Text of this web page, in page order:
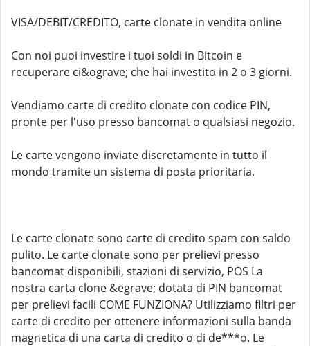
VISA/DEBIT/CREDITO, carte clonate in vendita online
Con noi puoi investire i tuoi soldi in Bitcoin e
recuperare ci&ograve; che hai investito in 2 o 3 giorni.
Vendiamo carte di credito clonate con codice PIN,
pronte per l'uso presso bancomat o qualsiasi negozio.
Le carte vengono inviate discretamente in tutto il
mondo tramite un sistema di posta prioritaria.
Le carte clonate sono carte di credito spam con saldo
pulito. Le carte clonate sono per prelievi presso
bancomat disponibili, stazioni di servizio, POS La
nostra carta clone &egrave; dotata di PIN bancomat
per prelievi facili COME FUNZIONA? Utilizziamo filtri per
carte di credito per ottenere informazioni sulla banda
magnetica di una carta di credito o di de***o. Le